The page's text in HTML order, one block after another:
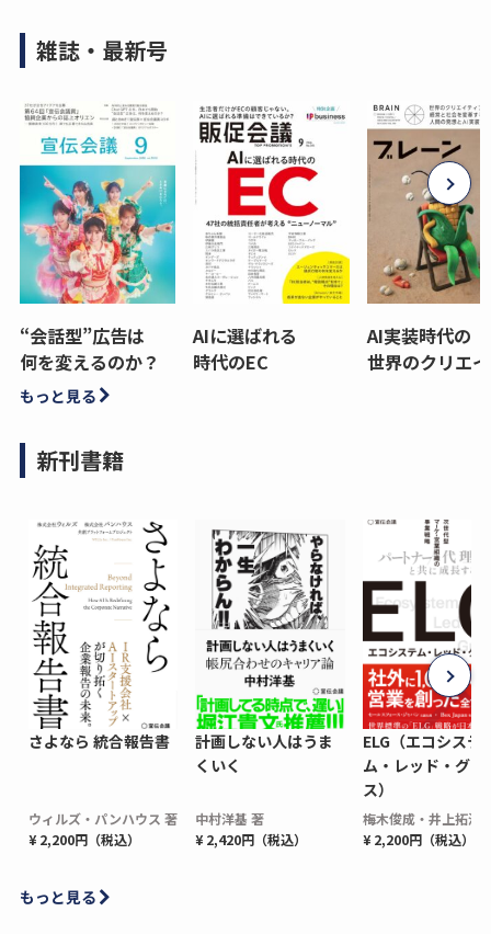
雑誌・最新号
“会話型”広告は
何を変えるのか？
AIに選ばれる
時代のEC
AI実装時代の
世界のクリエ
もっと見る
新刊書籍
さよなら 統合報告書
ウィルズ・パンハウス 著
¥ 2,200円（税込）
計画しない人はうま
くいく
中村洋基 著
¥ 2,420円（税込）
ELG（エコシステ
ム・レッド・グロ
ス）
梅木俊成・井上拓海
¥ 2,200円（税込）
もっと見る